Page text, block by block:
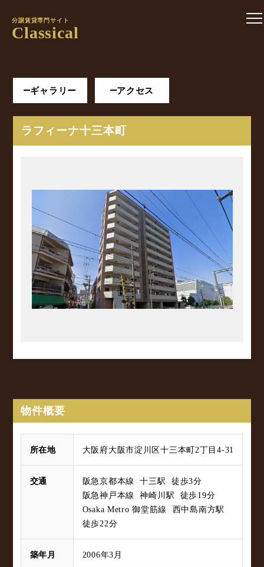
分譲賃貸専門サイト
Classical
ギャラリー アクセス
ラフィーナ十三本町
物件概要
所在地 大阪府大阪市淀川区十三本町2丁目4-31
交通
阪急京都本線 十三駅 徒歩3分
阪急神戸本線 神崎川駅 徒歩19分
Osaka Metro 御堂筋線 西中島南方駅
徒歩22分
築年月 2006年3月